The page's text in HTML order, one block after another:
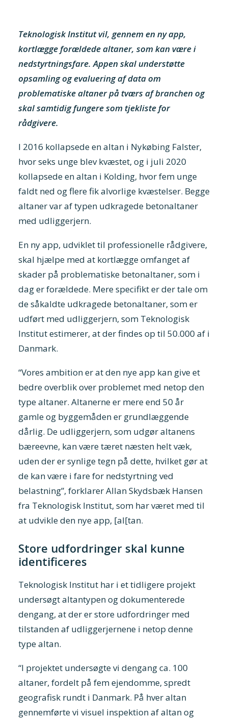
Teknologisk Institut vil, gennem en ny app,
kortlægge forældede altaner, som kan være i
nedstyrtningsfare. Appen skal understøtte
opsamling og evaluering af data om
problematiske altaner på tværs af branchen og
skal samtidig fungere som tjekliste for
rådgivere.
I 2016 kollapsede en altan i Nykøbing Falster,
hvor seks unge blev kvæstet, og i juli 2020
kollapsede en altan i Kolding, hvor fem unge
faldt ned og flere fik alvorlige kvæstelser. Begge
altaner var af typen udkragede betonaltaner
med udliggerjern.
En ny app, udviklet til professionelle rådgivere,
skal hjælpe med at kortlægge omfanget af
skader på problematiske betonaltaner, som i
dag er forældede. Mere specifikt er der tale om
de såkaldte udkragede betonaltaner, som er
udført med udliggerjern, som Teknologisk
Institut estimerer, at der findes op til 50.000 af i
Danmark.
“Vores ambition er at den nye app kan give et
bedre overblik over problemet med netop den
type altaner. Altanerne er mere end 50 år
gamle og byggemåden er grundlæggende
dårlig. De udliggerjern, som udgør altanens
bæreevne, kan være tæret næsten helt væk,
uden der er synlige tegn på dette, hvilket gør at
de kan være i fare for nedstyrtning ved
belastning”, forklarer Allan Skydsbæk Hansen
fra Teknologisk Institut, som har været med til
at udvikle den nye app, [al[tan.
Store udfordringer skal kunne
identificeres
Teknologisk Institut har i et tidligere projekt
undersøgt altantypen og dokumenterede
dengang, at der er store udfordringer med
tilstanden af udliggerjernene i netop denne
type altan.
“I projektet undersøgte vi dengang ca. 100
altaner, fordelt på fem ejendomme, spredt
geografisk rundt i Danmark. På hver altan
gennemførte vi visuel inspektion af altan og